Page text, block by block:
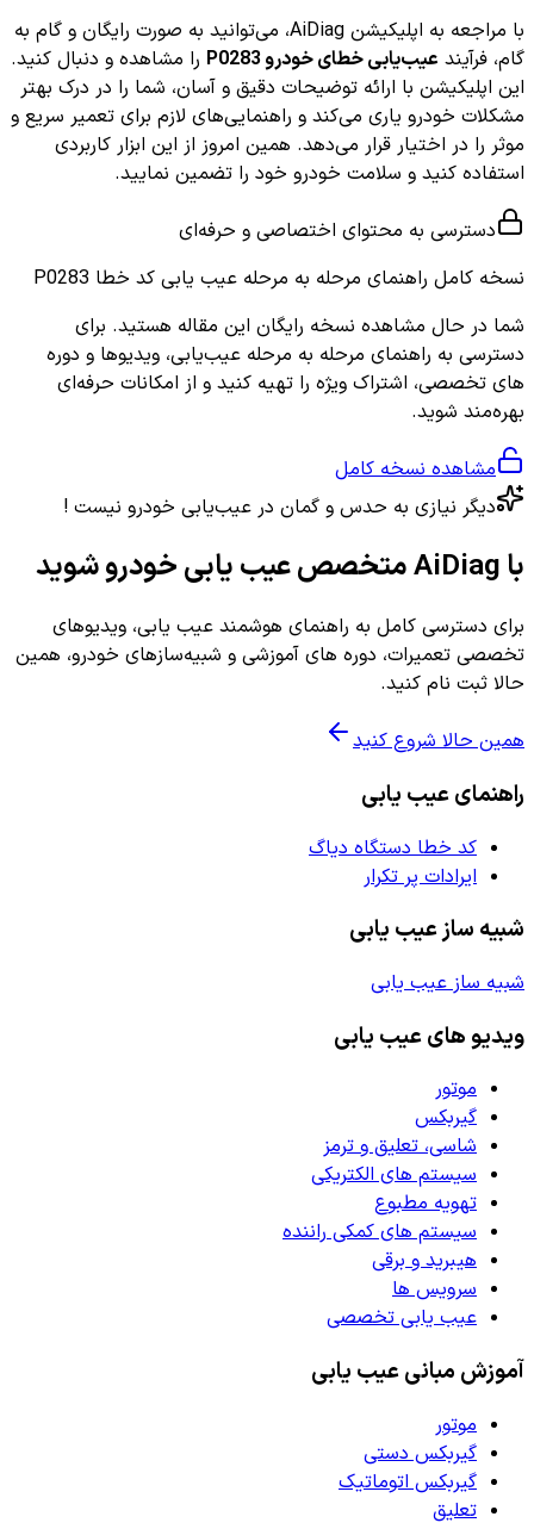
با مراجعه به اپلیکیشن AiDiag، می‌توانید به صورت رایگان و گام به
گام، فرآیند عیب‌یابی خطای خودرو P0283
را مشاهده و دنبال کنید.
این اپلیکیشن با ارائه توضیحات دقیق و آسان، شما را در درک بهتر
مشکلات خودرو یاری می‌کند و راهنمایی‌های لازم برای تعمیر سریع و
موثر را در اختیار قرار می‌دهد. همین امروز از این ابزار کاربردی
استفاده کنید و سلامت خودرو خود را تضمین نمایید.
دسترسی به محتوای اختصاصی و حرفه‌ای
نسخه کامل راهنمای مرحله به مرحله عیب یابی کد خطا P0283
شما در حال مشاهده نسخه رایگان این مقاله هستید. برای
دسترسی به راهنمای مرحله به مرحله عیب‌یابی، ویدیوها و دوره
های تخصصی، اشتراک ویژه را تهیه کنید و از امکانات حرفه‌ای
بهره‌مند شوید.
مشاهده نسخه کامل
دیگر نیازی به حدس و گمان در عیب‌یابی خودرو نیست !
با AiDiag متخصص عیب یابی خودرو شوید
برای دسترسی کامل به راهنمای هوشمند عیب یابی، ویدیوهای
تخصصی تعمیرات، دوره های آموزشی و شبیه‌سازهای خودرو، همین
حالا ثبت نام کنید.
همین حالا شروع کنید
راهنمای عیب یابی
کد خطا دستگاه دیاگ
ایرادات پر تکرار
شبیه ساز عیب یابی
شبیه ساز عیب یابی
ویدیو های عیب یابی
موتور
گیربکس
شاسی، تعلیق و ترمز
سیستم های الکتریکی
تهویه مطبوع
سیستم های کمکی راننده
هیبرید و برقی
سرویس ها
عیب یابی تخصصی
آموزش مبانی عیب یابی
موتور
گیربکس دستی
گیربکس اتوماتیک
تعلیق